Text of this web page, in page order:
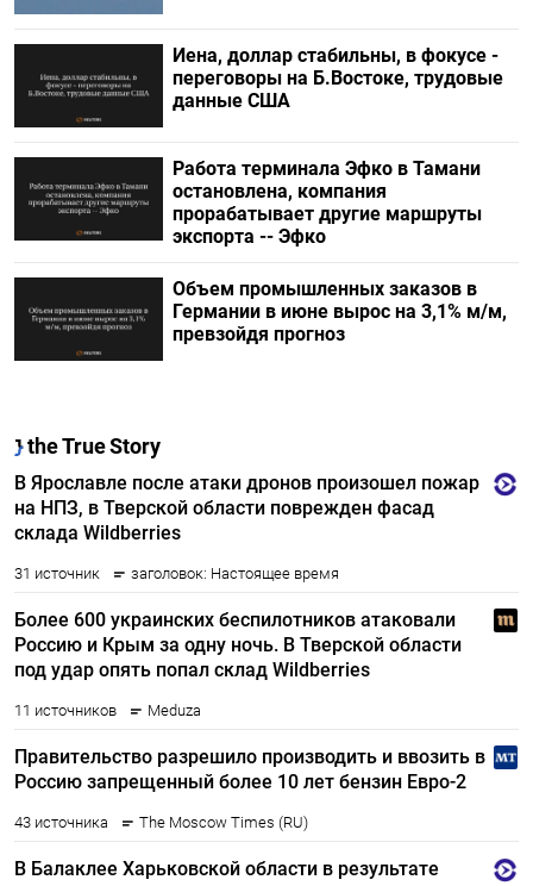
Иена, доллар стабильны, в фокусе -
переговоры на Б.Востоке, трудовые
данные США
Работа терминала Эфко в Тамани
остановлена, компания
прорабатывает другие маршруты
экспорта -- Эфко
Объем промышленных заказов в
Германии в июне вырос на 3,1% м/м,
превзойдя прогноз